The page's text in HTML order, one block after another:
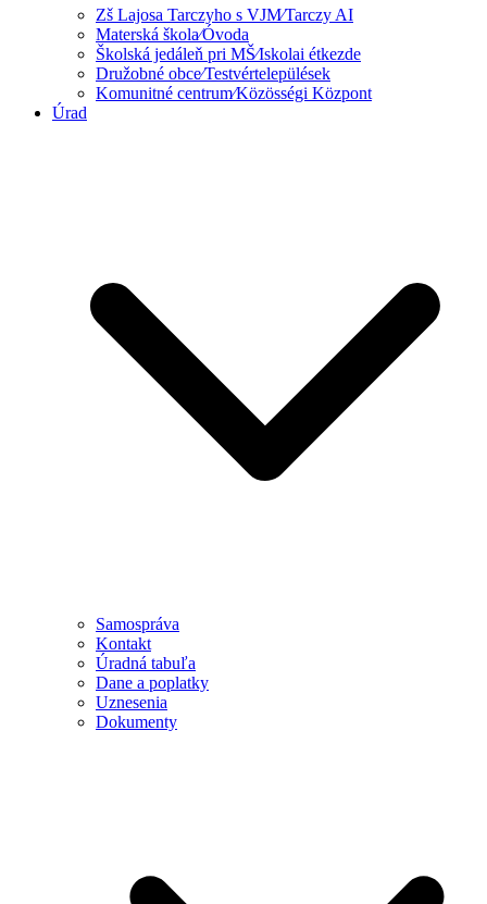
Zš Lajosa Tarczyho s VJM⁄Tarczy AI
Materská škola⁄Óvoda
Školská jedáleň pri MŠ⁄Iskolai étkezde
Družobné obce⁄Testvértelepülések
Komunitné centrum⁄Közösségi Központ
Úrad
Samospráva
Kontakt
Úradná tabuľa
Dane a poplatky
Uznesenia
Dokumenty